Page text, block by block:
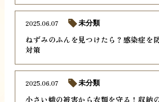
ねずみのふんを見つけたら？感染症を
対策
2025.06.07 未分類
小さい蛾の被害から衣類を守る！収納
2025.06.07 未分類